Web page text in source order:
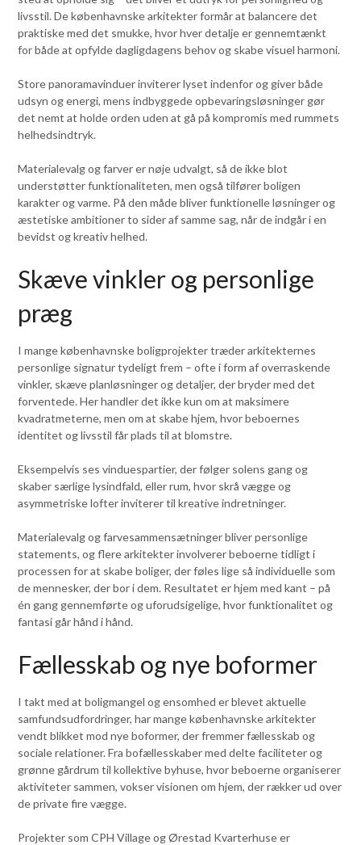
livsstil. De københavnske arkitekter formår at balancere det
praktiske med det smukke, hvor hver detalje er gennemtænkt
for både at opfylde dagligdagens behov og skabe visuel harmoni.
Store panoramavinduer inviterer lyset indenfor og giver både
udsyn og energi, mens indbyggede opbevaringsløsninger gør
det nemt at holde orden uden at gå på kompromis med rummets
helhedsindtryk.
Materialevalg og farver er nøje udvalgt, så de ikke blot
understøtter funktionaliteten, men også tilfører boligen
karakter og varme. På den måde bliver funktionelle løsninger og
æstetiske ambitioner to sider af samme sag, når de indgår i en
bevidst og kreativ helhed.
Skæve vinkler og personlige
præg
I mange københavnske boligprojekter træder arkitekternes
personlige signatur tydeligt frem – ofte i form af overraskende
vinkler, skæve planløsninger og detaljer, der bryder med det
forventede. Her handler det ikke kun om at maksimere
kvadratmeterne, men om at skabe hjem, hvor beboernes
identitet og livsstil får plads til at blomstre.
Eksempelvis ses vinduespartier, der følger solens gang og
skaber særlige lysindfald, eller rum, hvor skrå vægge og
asymmetriske lofter inviterer til kreative indretninger.
Materialevalg og farvesammensætninger bliver personlige
statements, og flere arkitekter involverer beboerne tidligt i
processen for at skabe boliger, der føles lige så individuelle som
de mennesker, der bor i dem. Resultatet er hjem med kant – på
én gang gennemførte og uforudsigelige, hvor funktionalitet og
fantasi går hånd i hånd.
Fællesskab og nye boformer
I takt med at boligmangel og ensomhed er blevet aktuelle
samfundsudfordringer, har mange københavnske arkitekter
vendt blikket mod nye boformer, der fremmer fællesskab og
sociale relationer. Fra bofællesskaber med delte faciliteter og
grønne gårdrum til kollektive byhuse, hvor beboerne organiserer
aktiviteter sammen, vokser visionen om hjem, der rækker ud over
de private fire vægge.
Projekter som CPH Village og Ørestad Kvarterhuse er